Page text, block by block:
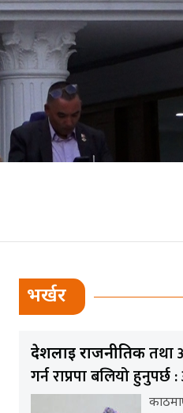
भर्खर
देशलाई राजनीतिकतथा
गर्न राप्रपा बलियो